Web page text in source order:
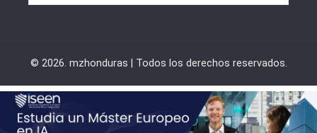
© 2026. mzhonduras | Todos los derechos reservados.